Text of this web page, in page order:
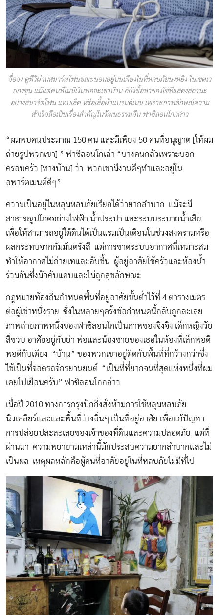
จื่อจง ดูทีวีผ่านสมาร์ตโฟนขณะนอนอยู่บนเตียงในที่หลบภัยนงหยิง ในเขตเว
ยกงชุน แม้แต่คนที่ไม่มีเงินพอจะเช่าบ้าน ก็ยังซื้อหาของใช้ที่แสดงสถานะ
อย่างสมาร์ตโฟน แทบเล็ต หรือเสื้อผ้าแบรนด์เนม เพราะภาพลักษณ์ความ
สำเร็จถือเป็นเรื่องสำคัญในวัฒนธรรมจีน ฟาซิลอนโกกล่าว
“ผมพบคนประมาณ 150 คน และมีเพียง 50 คนที่อนุญาต [ให้ผม
ถ่ายรูปพวกเขา] ” ฟาซิลอนโกเล่า “บางคนกลัวเพราะบอก
ครอบครัว [ทางบ้าน] ว่า พวกเขามีงานดีๆทำและอยู่ใน
อพาร์ตเมนต์ดีๆ”
ความเป็นอยู่ในหลุมหลบภัยเรียกได้ว่ายากลำบาก แม้จะมี
สาธารณูปโภคอย่างไฟฟ้า น้ำประปา และระบบระบายน้ำเสีย
เพื่อให้สามารถอยู่ใต้ดินได้เป็นแรมเป็นเดือนในช่วงสงครามหรือ
ผลกระทบจากกัมมันตรังสี แต่การขาดระบบอากาศที่เหมาะสม
ทำให้อากาศไม่ถ่ายเทและอับชื้น ผู้อยู่อาศัยใช้ครัวและห้องน้ำ
ร่วมกันซึ่งมักคับแคบและไม่ถูกสุขลักษณะ
กฎหมายท้องถิ่นกำหนดพื้นที่อยู่อาศัยขั้นต่ำไว้ที่ 4 ตารางเมตร
ต่อผู้เช่าหนึ่งราย ซึ่งในหลายๆครั้งข้อกำหนดนี้กลับถูกละเลย
ภาพถ่ายภาพหนึ่งของฟาซิลอนโกเป็นภาพของจิงจิง เด็กหญิงวัย
สี่ขวบ อาศัยอยู่กับย่า พ่อและน้องชายของเธอในห้องที่เล็กพอดี
พอดีกับเตียง “บ้าน” ของพวกเขาอยู่ติดกับพื้นที่ที่กว้างกว่าซึ่ง
ใช้เป็นที่จอดรถจักรยานยนต์ “เป็นที่ที่ยากจนที่สุดแห่งหนึ่งที่ผม
เคยไปเยือนครับ” ฟาซิลอนโกกล่าว
เมื่อปี 2010 ทางการกรุงปักกิ่งสั่งห้ามการใช้หลุมหลบภัย
นิวเคลียร์และและพื้นที่ว่างอื่นๆ เป็นที่อยู่อาศัย เพื่อแก้ปัญหา
การปล่อยปละละเลยของเจ้าของที่ดินและความปลอดภัย แต่ที่
ผ่านมา ความพยายามเหล่านี้มักประสบความยากลำบากและไม่
เป็นผล เหตุผลหลักคือผู้คนที่อาศัยอยู่ในที่หลบภัยไม่มีที่ไป